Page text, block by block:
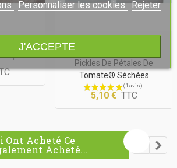
Pickles De Pétales De
Tomate® Séchées
5,10 € TTC
Ont Acheté Ce
Acheté...
Personnaliser les cookies Rejeter
J'ACCEPTE